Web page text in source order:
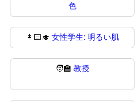
色
👩🏻‍🎓 女性学生: 明るい肌
🧑‍🏫 教授